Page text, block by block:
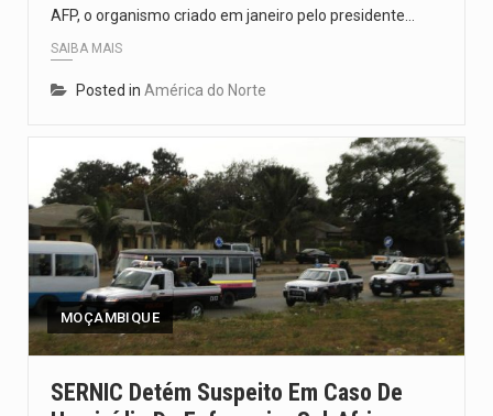
AFP, o organismo criado em janeiro pelo presidente…
SAIBA MAIS
Posted in América do Norte
MOÇAMBIQUE
SERNIC Detém Suspeito Em Caso De